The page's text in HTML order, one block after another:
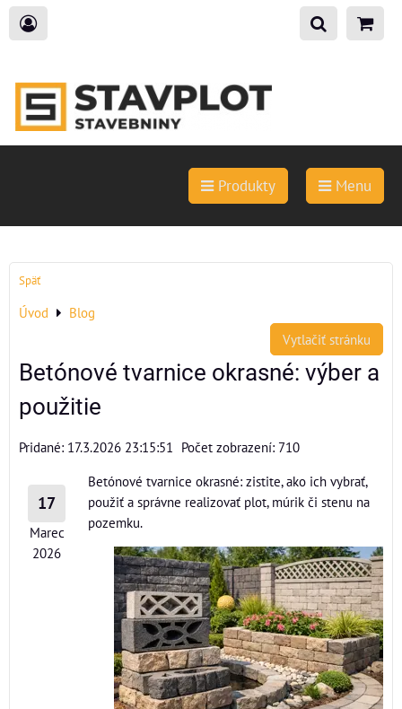
Produkty Menu
Späť
Úvod
Blog
Vytlačiť stránku
Betónové tvarnice okrasné: výber a
použitie
Pridané: 17.3.2026 23:15:51 Počet zobrazení: 710
17
Marec
2026
Betónové tvarnice okrasné: zistite, ako ich vybrať,
použiť a správne realizovať plot, múrik či stenu na
pozemku.